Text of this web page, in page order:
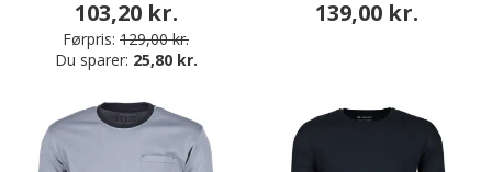
103,20 kr.
Førpris: 129,00 kr.
Du sparer: 25,80 kr.
139,00 kr.